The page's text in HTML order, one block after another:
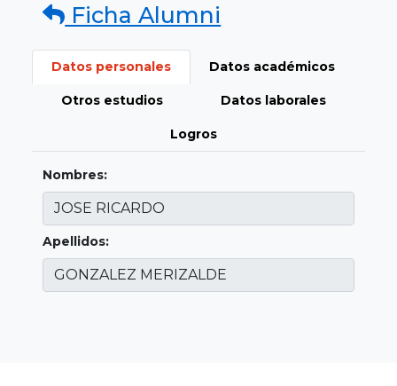
Ficha Alumni
Datos personales Datos académicos
Otros estudios Datos laborales
Logros
Nombres:
Apellidos: